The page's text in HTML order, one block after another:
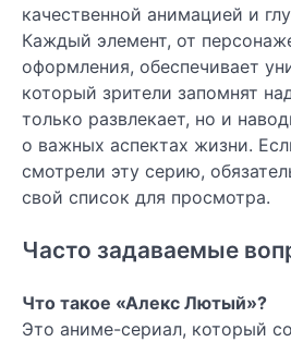
качественной анимацией и
Каждый элемент, от
оформления, обеспечивает
который зрители запомнят
только развлекает, но и
о важных аспектах жизни.
смотрели эту серию,
свой список для просмотра.
Часто задаваемые
Что такое «Алекс Лютый»?
Это аниме-сериал, который